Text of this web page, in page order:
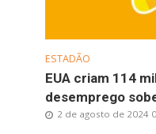
ESTADÃO
EUA criam 114
desemprego
2 de agosto de 2024